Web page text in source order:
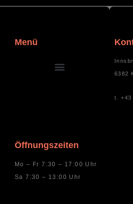
Menü
6382
t. +43
Öffnungszeiten
Mo – Fr 7:30 – 17:00 Uhr
Sa 7:30 – 13:00 Uhr